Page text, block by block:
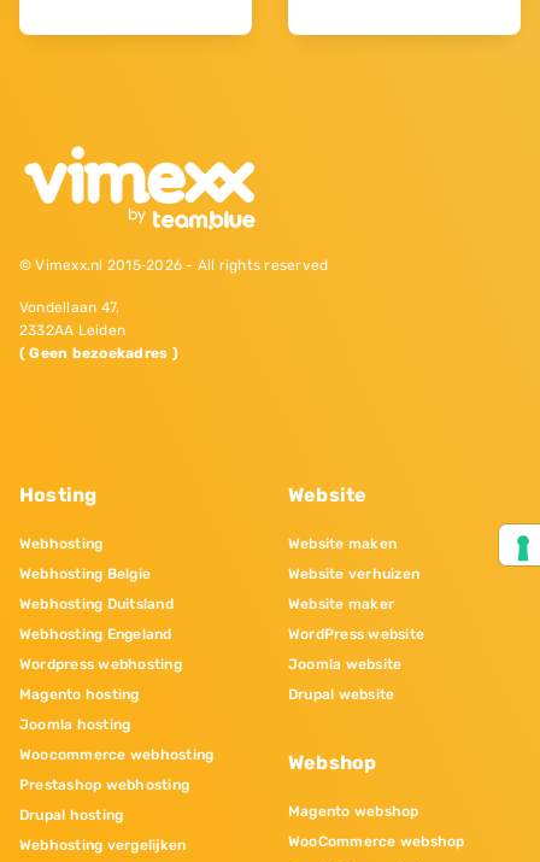
© Vimexx.nl 2015‐2026 - All rights reserved
Vondellaan 47,
2332AA Leiden
( Geen bezoekadres )
Hosting
Webhosting
Webhosting Belgie
Webhosting Duitsland
Webhosting Engeland
Wordpress webhosting
Magento hosting
Joomla hosting
Woocommerce webhosting
Prestashop webhosting
Drupal hosting
Webhosting vergelijken
Website
Website maken
Website verhuizen
Website maker
WordPress website
Joomla website
Drupal website
Webshop
Magento webshop
WooCommerce webshop